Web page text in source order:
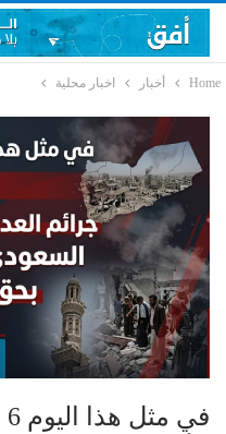
Home أخبار اخبار محلية